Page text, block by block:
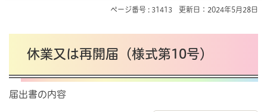
ページ番号 : 31413 更新日：2024年5月28日
休業又は再開届（様式第10号）
届出書の内容